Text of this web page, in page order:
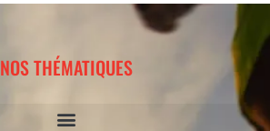
NOS THÉMATIQUES